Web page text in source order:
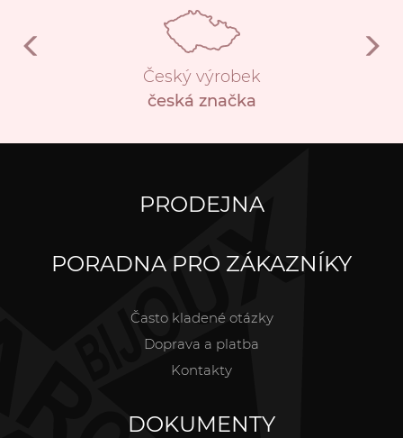
Český výrobek
česká značka
PRODEJNA
PORADNA PRO ZÁKAZNÍKY
Často kladené otázky
Doprava a platba
Kontakty
DOKUMENTY